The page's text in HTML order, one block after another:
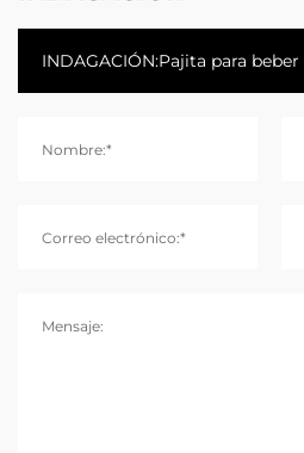
Nombre:*
Correo electrónico:*
Mensaje: